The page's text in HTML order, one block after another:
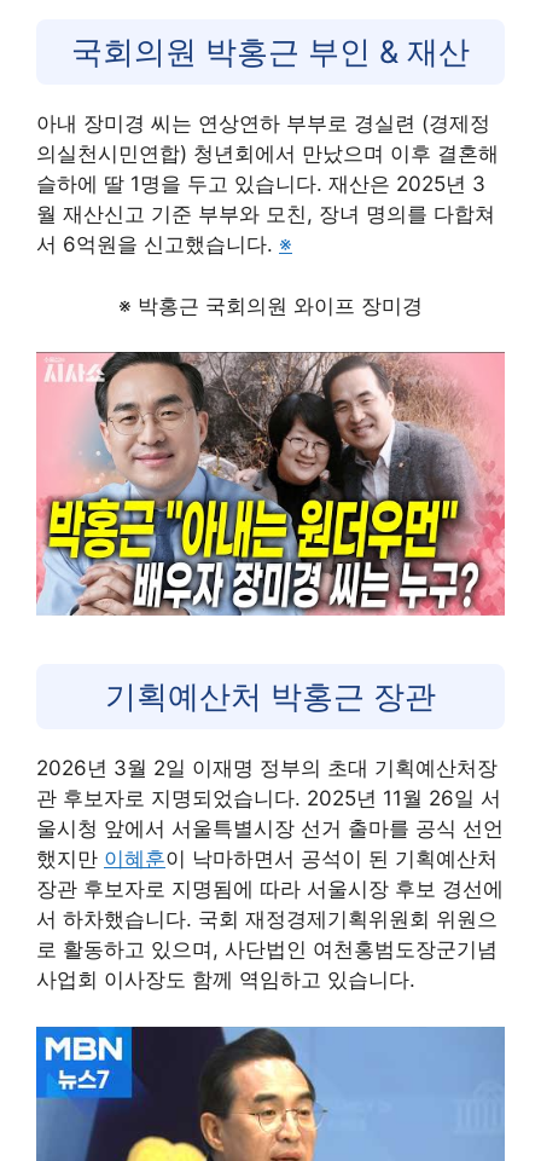
국회의원 박홍근 부인 & 재산
아내 장미경 씨는 연상연하 부부로 경실련 (경제정
의실천시민연합) 청년회에서 만났으며 이후 결혼해
슬하에 딸 1명을 두고 있습니다. 재산은 2025년 3
월 재산신고 기준 부부와 모친, 장녀 명의를 다합쳐
서 6억원을 신고했습니다. ※
※ 박홍근 국회의원 와이프 장미경
기획예산처 박홍근 장관
2026년 3월 2일 이재명 정부의 초대 기획예산처장
관 후보자로 지명되었습니다. 2025년 11월 26일 서
울시청 앞에서 서울특별시장 선거 출마를 공식 선언
했지만 이혜훈이 낙마하면서 공석이 된 기획예산처
장관 후보자로 지명됨에 따라 서울시장 후보 경선에
서 하차했습니다. 국회 재정경제기획위원회 위원으
로 활동하고 있으며, 사단법인 여천홍범도장군기념
사업회 이사장도 함께 역임하고 있습니다.